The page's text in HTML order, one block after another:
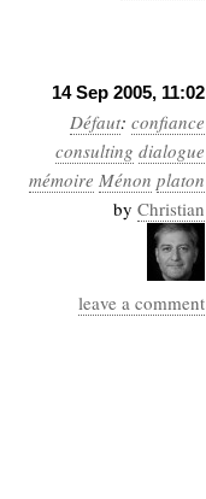
14 Sep 2005, 11:02
Défaut: confiance
consulting dialogue
mémoire Ménon platon
by Christian
leave a comment